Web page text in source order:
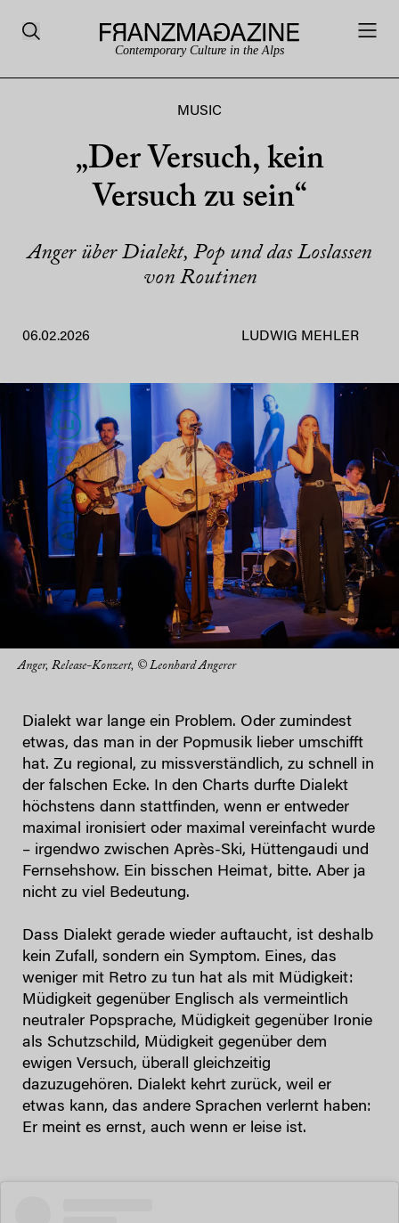
Contemporary Culture in the Alps
MUSIC
„Der Versuch, kein
Versuch zu sein“
Anger über Dialekt, Pop und das Loslassen
von Routinen
06.02.2026 LUDWIG MEHLER
Anger, Release-Konzert, © Leonhard Angerer
Dialekt war lange ein Problem. Oder zumindest
etwas, das man in der Popmusik lieber umschifft
hat. Zu regional, zu missverständlich, zu schnell in
der falschen Ecke. In den Charts durfte Dialekt
höchstens dann stattfinden, wenn er entweder
maximal ironisiert oder maximal vereinfacht wurde
– irgendwo zwischen Après-Ski, Hüttengaudi und
Fernsehshow. Ein bisschen Heimat, bitte. Aber ja
nicht zu viel Bedeutung.
Dass Dialekt gerade wieder auftaucht, ist deshalb
kein Zufall, sondern ein Symptom. Eines, das
weniger mit Retro zu tun hat als mit Müdigkeit:
Müdigkeit gegenüber Englisch als vermeintlich
neutraler Popsprache, Müdigkeit gegenüber Ironie
als Schutzschild, Müdigkeit gegenüber dem
ewigen Versuch, überall gleichzeitig
dazuzugehören. Dialekt kehrt zurück, weil er
etwas kann, das andere Sprachen verlernt haben:
Er meint es ernst, auch wenn er leise ist.